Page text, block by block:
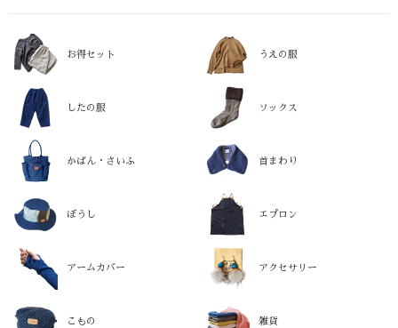
お得セット うえの服
したの服 ソックス
かばん・さいふ 首まわり
ぼうし エプロン
アームカバー アクセサリー
こもの 雑貨